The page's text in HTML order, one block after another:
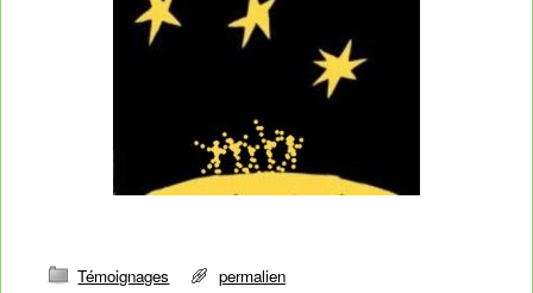
Témoignages permalien